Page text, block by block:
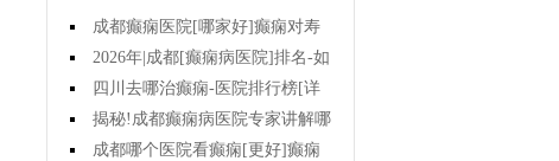
成都癫痫医院[哪家好]癫痫对寿
命有影响吗?
2026年|成都[癫痫病医院]排名-如
何预防癫痫治疗走入误区?
四川去哪治癫痫-医院排行榜[详
细排名]小儿癫痫病要如何治疗?
揭秘!成都癫痫病医院专家讲解哪
些方法治疗癫痫好?
成都哪个医院看癫痫[更好]癫痫